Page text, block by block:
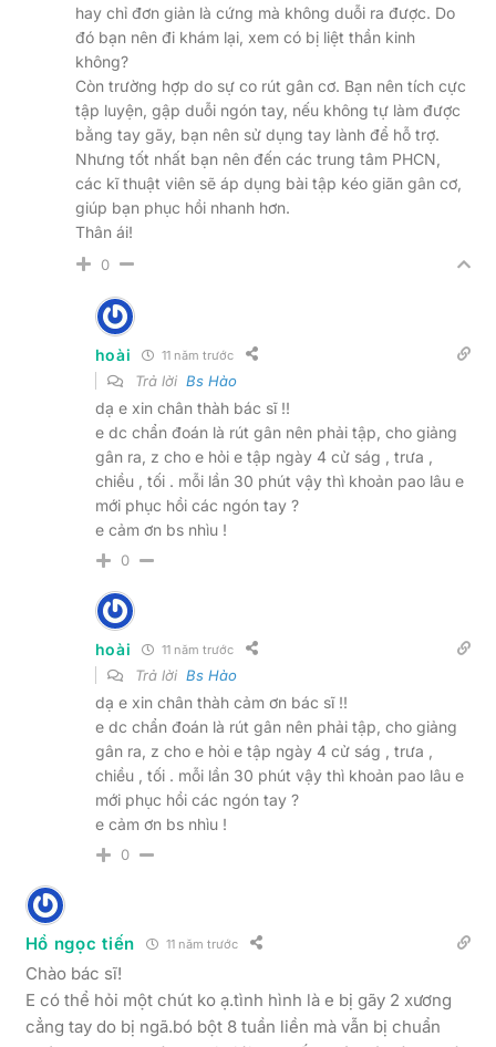
hay chỉ đơn giản là cứng mà không duỗi ra được. Do
đó bạn nên đi khám lại, xem có bị liệt thần kinh
không?
Còn trường hợp do sự co rút gân cơ. Bạn nên tích cực
tập luyện, gập duỗi ngón tay, nếu không tự làm được
bằng tay gãy, bạn nên sử dụng tay lành để hỗ trợ.
Nhưng tốt nhất bạn nên đến các trung tâm PHCN,
các kĩ thuật viên sẽ áp dụng bài tập kéo giãn gân cơ,
giúp bạn phục hồi nhanh hơn.
Thân ái!
0
hoài 11 năm trước
Trả lời Bs Hào
dạ e xin chân thàh bác sĩ !!
e dc chẩn đoán là rút gân nên phải tập, cho giảng
gân ra, z cho e hỏi e tập ngày 4 cử ság , trưa ,
chiều , tối . mỗi lần 30 phút vậy thì khoản pao lâu e
mới phục hồi các ngón tay ?
e cảm ơn bs nhìu !
0
hoài 11 năm trước
Trả lời Bs Hào
dạ e xin chân thàh cảm ơn bác sĩ !!
e dc chẩn đoán là rút gân nên phải tập, cho giảng
gân ra, z cho e hỏi e tập ngày 4 cử ság , trưa ,
chiều , tối . mỗi lần 30 phút vậy thì khoản pao lâu e
mới phục hồi các ngón tay ?
e cảm ơn bs nhìu !
0
Hồ ngọc tiến 11 năm trước
Chào bác sĩ!
E có thể hỏi một chút ko ạ.tình hình là e bị gãy 2 xương
cẳng tay do bị ngã.bó bột 8 tuần liền mà vẫn bị chuẩn